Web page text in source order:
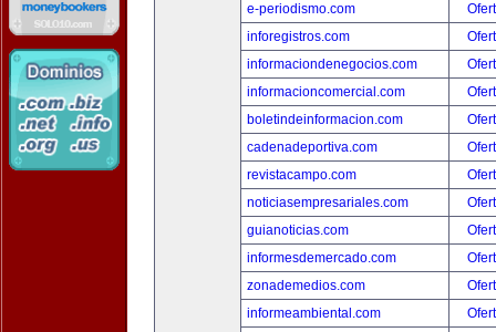
e-periodismo.com
inforegistros.com
informaciondenegocios.com
informacioncomercial.com
boletindeinformacion.com
cadenadeportiva.com
revistacampo.com
noticiasempresariales.com
guianoticias.com
informesdemercado.com
zonademedios.com
informeambiental.com